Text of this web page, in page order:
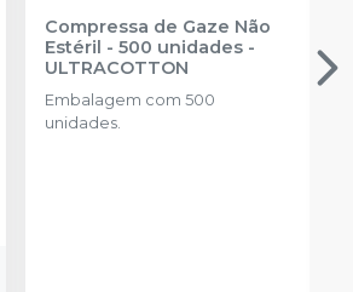
Compressa de Gaze Não
Estéril - 500 unidades-
ULTRACOTTON
Embalagem com 500
unidades.